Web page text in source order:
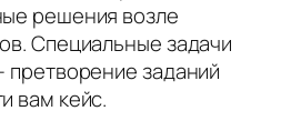
решения возле
Специальные задачи
заданий
вам кейс.